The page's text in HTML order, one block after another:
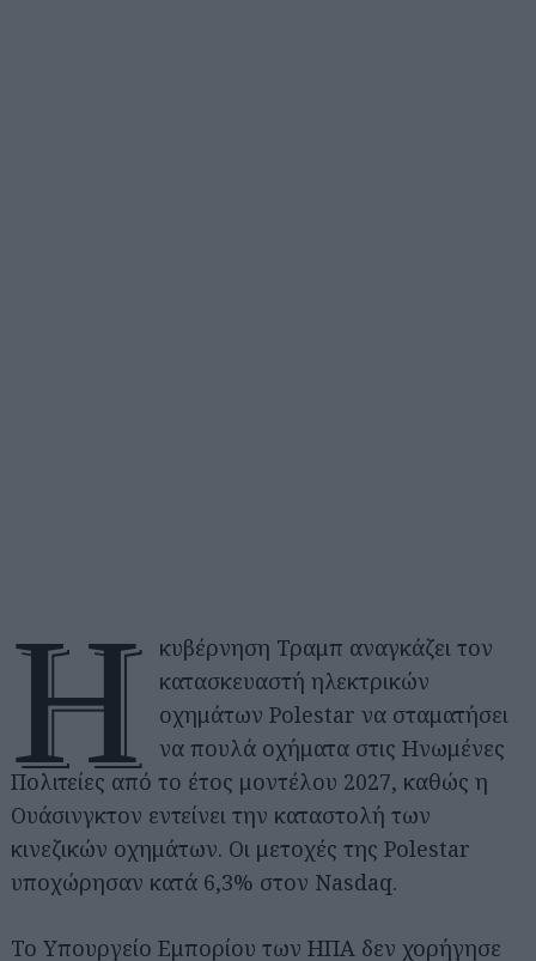
Η
κυβέρνηση Τραμπ αναγκάζει τον
κατασκευαστή ηλεκτρικών
οχημάτων Polestar να σταματήσει
να πουλά οχήματα στις Ηνωμένες
Πολιτείες από το έτος μοντέλου 2027, καθώς η
Ουάσινγκτον εντείνει την καταστολή των
κινεζικών οχημάτων. Οι μετοχές της Polestar
υποχώρησαν κατά 6,3% στον Nasdaq.
Το Υπουργείο Εμπορίου των ΗΠΑ δεν χορήγησε